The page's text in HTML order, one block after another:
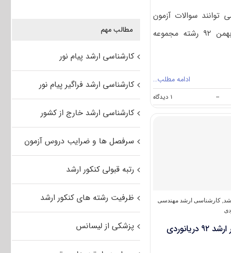
توانند سوالات آزمون
کارشناسی ارشد سراسری بهمن ۹۲ رشته مجموعه
ادامه مطلب…
-- ۱ دیدگاه
on
دانلود
سوالات
,کارشناسی ارشد مهندسی
دانلود سوالات و کلید کنکور ارشد ۹۲ دریانوردی
مطالب مهم
کارشناسی ارشد پیام نور
کارشناسی ارشد فراگیر پیام نور
کارشناسی ارشد خارج از کشور
سرفصل ها و ضرایب دروس آزمون
رتبه قبولی کنکور ارشد
ظرفیت رشته های کنکور ارشد
پزشکی از لیسانس